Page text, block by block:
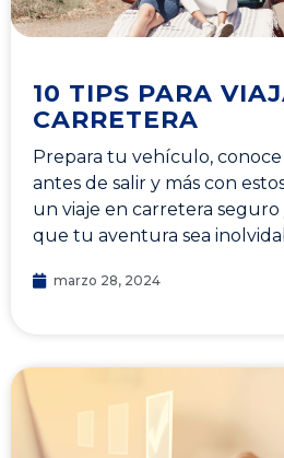
10 TIPS PARA
CARRETERA
Prepara tu vehículo, conoce
antes de salir y más con
un viaje en carretera seguro
que tu aventura sea
marzo 28, 2024